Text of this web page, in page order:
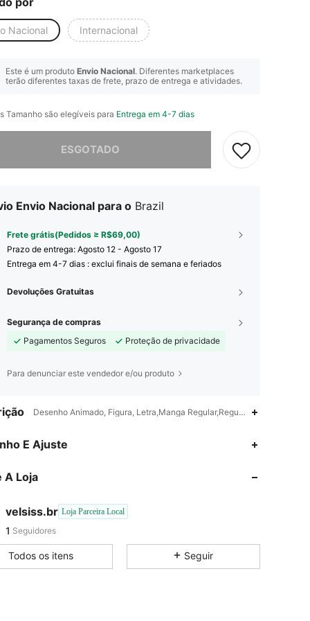
Nacional Internacional
Este é um produto Envio Nacional. Diferentes marketplaces
terão diferentes taxas de frete, prazo de entrega e atividades.
Tamanho são elegíveis para Entrega em 4-7 dias
ESGOTADO
Envio Nacional para o Brazil
Frete grátis(Pedidos ≥ R$69,00)
Prazo de entrega: Agosto 12 - Agosto 17
Entrega em 4-7 dias : exclui finais de semana e feriados
Devoluções Gratuitas
Segurança de compras
Pagamentos Seguros
Proteção de privacidade
Para denunciar este vendedor e/ou produto
Desenho Animado, Figura, Letra,Manga Regular,Regular
E Ajuste
A Loja
velsiss.br Loja Parceira Local
1
a***1seguido
Todos os itens Seguir